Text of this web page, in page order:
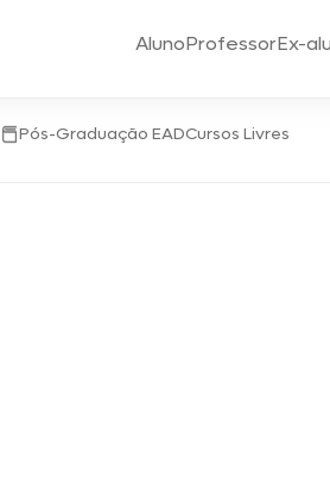
AlunoProfessorEx-
Pós-Graduação EADCursos Livres